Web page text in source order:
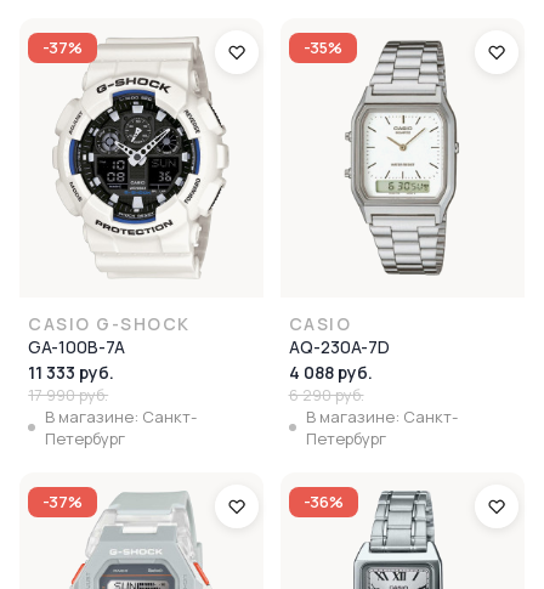
-37%
CASIO G-SHOCK
GA-100B-7A
11 333 руб.
17 990 руб.
В магазине: Санкт-
Петербург
-35%
CASIO
AQ-230A-7D
4 088 руб.
6 290 руб.
В магазине: Санкт-
Петербург
-37% -36%